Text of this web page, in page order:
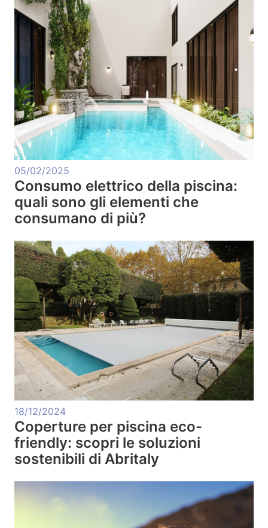
05/02/2025
Consumo elettrico della piscina:
quali sono gli elementi che
consumano di più?
18/12/2024
Coperture per piscina eco-
friendly: scopri le soluzioni
sostenibili di Abritaly